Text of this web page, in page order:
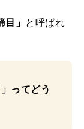
目」 と呼ばれ
ってどう